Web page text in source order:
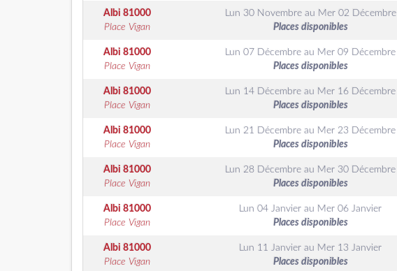
Albi 81000
Place Vigan
Lun 30 Novembreau Mer 02 Décembre
Places disponibles
Albi 81000
Place Vigan
Lun 07 Décembre au Mer 09 Décembre
Places disponibles
Albi 81000
Place Vigan
Lun 14 Décembre au Mer 16 Décembre
Places disponibles
Albi 81000
Place Vigan
Lun 21 Décembre au Mer 23 Décembre
Places disponibles
Albi 81000
Place Vigan
Lun 28 Décembre au Mer 30 Décembre
Places disponibles
Albi 81000
Place Vigan
Lun 04 Janvier au Mer 06 Janvier
Places disponibles
Albi 81000
Place Vigan
Lun 11 Janvier au Mer 13 Janvier
Places disponibles